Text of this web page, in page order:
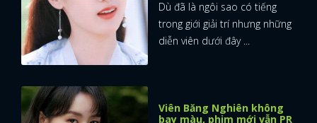
Dù đã là ngôi sao có tiếng
trong giới giải trí nhưng những
diễn viên dưới đây ...
Viên Băng Nghiên không
bay màu, phim mới vẫn PR